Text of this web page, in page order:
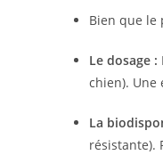
Bien que le
Le dosage :
chien). Une
La
résistante).